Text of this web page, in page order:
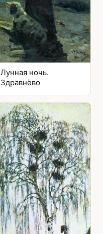
Лунная ночь.
Здравнёво